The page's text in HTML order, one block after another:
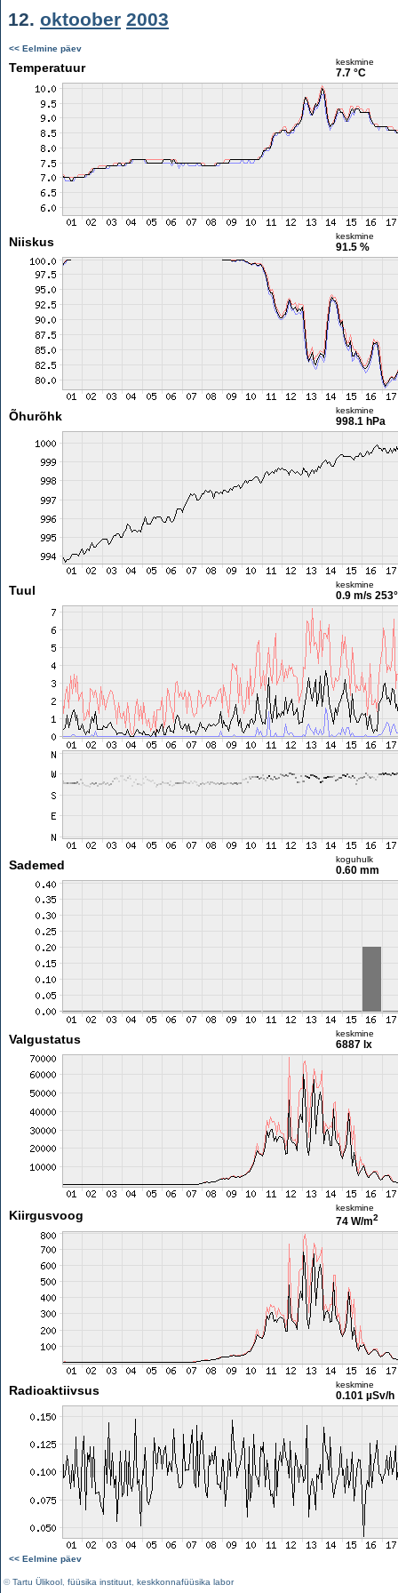
12. oktoober 2003
<< Eelmine päev
Temperatuur keskmine
7.7 °C
Niiskus keskmine
91.5 %
Õhurõhk keskmine
998.1 hPa
Tuul keskmine
0.9 m/s 253°
Sademed koguhulk
0.60 mm
Valgustatus keskmine
6887 lx
Kiirgusvoog
keskmine
74 W/m2
Radioaktiivsus keskmine
0.101 µSv/h
<< Eelmine päev
©Tartu Ülikool füüsika instituut keskkonnafüüsika labor